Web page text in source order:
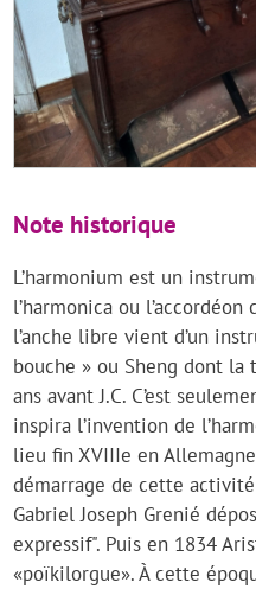
Note historique
L’harmonium est un
l’harmonica ou
l’anche libre vient d’un
bouche » ou Sheng dont
ans avant J.C. C’est
inspira l’invention de
lieu fin XVIIIe en
démarrage de cette
Gabriel Joseph Grenié
expressif". Puis en 1834
«poïkilorgue». À cette